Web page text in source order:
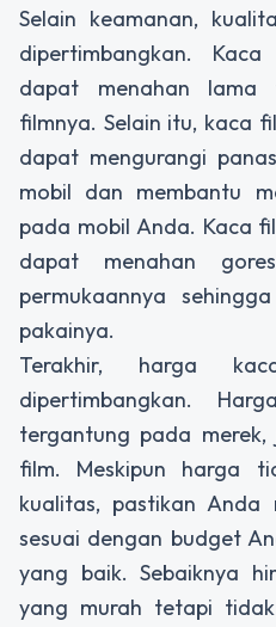
Selain keamanan,
dipertimbangkan.
dapat menahan lama
filmnya. Selain itu, kaca
dapat mengurangi
mobil dan membantu
pada mobil Anda. Kaca
dapat menahan
permukaannya
pakainya.
Terakhir, harga
dipertimbangkan.
tergantung pada
film. Meskipun harga
kualitas, pastikan
sesuai dengan budget
yang baik. Sebaiknya
yang murah tetapi